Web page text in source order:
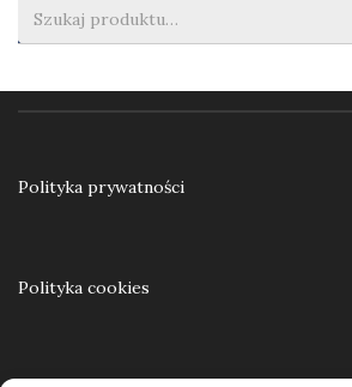
Dodaj do koszyka
Polityka prywatności
Polityka cookies